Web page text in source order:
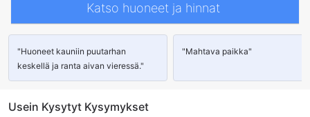
Katso huoneet ja hinnat
"Huoneet kauniin puutarhan
keskellä ja ranta aivan vieressä."
"Mahtava paikka"
Usein Kysytyt Kysymykset